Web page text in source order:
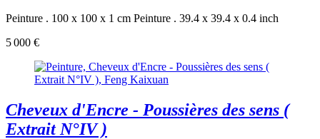
Peinture . 100 x 100 x 1 cm Peinture . 39.4 x 39.4 x 0.4 inch
5 000 €
Cheveux d'Encre - Poussières des sens (
Extrait N°IV )